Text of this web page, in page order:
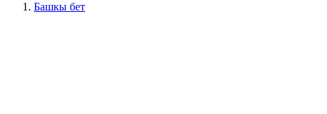
Башкы бет